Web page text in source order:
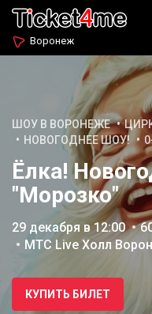
Воронеж
ШОУ В ВОРОНЕЖЕ
НОВОГОДНЕЕ ШОУ!
Ёлка!
"Морозко"
29 декабря в 12:00
МТС Live Холл
КУПИТЬ БИЛЕТ